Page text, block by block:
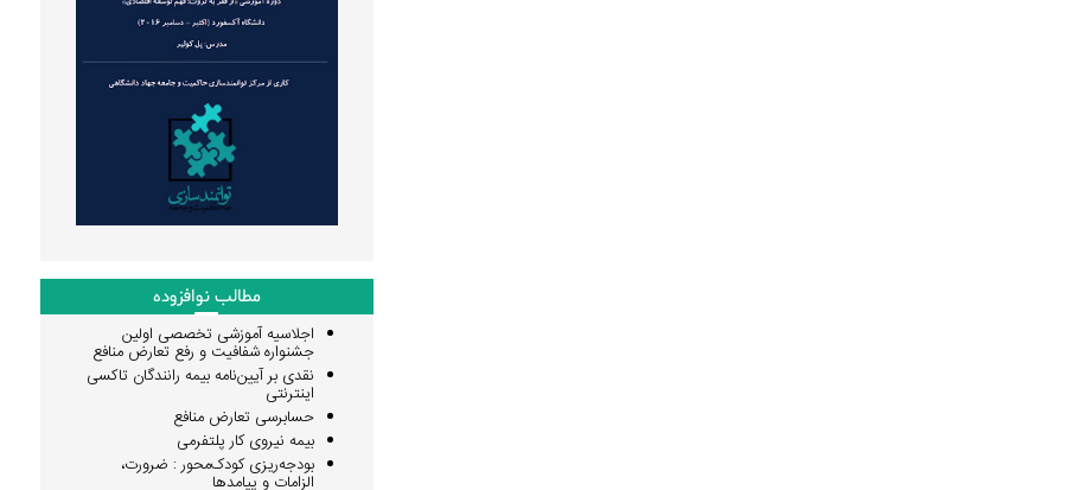
مطالب نوافزوده
اجلاسیه آموزشی تخصصی اولین
جشنواره شفافیت و رفع تعارض منافع
نقدی بر آیین‌نامه بیمه رانندگان تاکسی
اینترنتی
حسابرسی تعارض منافع
بیمه نیروی کار پلتفرمی
بودجه‌ریزی کودک‌محور : ضرورت،
الزامات و پیامدها